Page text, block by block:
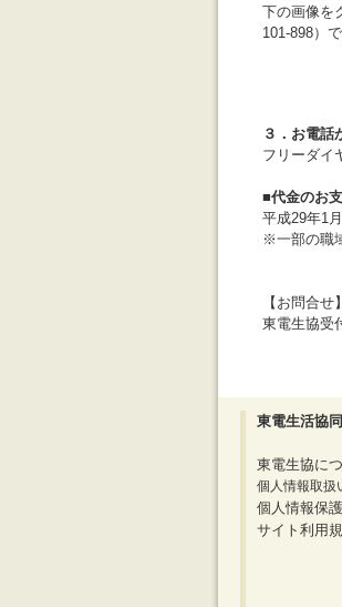
下の画像を
101-898）
３．お電話
フリーダイ
■代金のお
平成29年1
※一部の職
【お問合せ】
東電生協受
東電生活協
東電生協に
個人情報取扱
個人情報保
サイト利用